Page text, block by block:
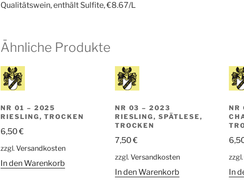
Qualitätswein, enthält Sulfite, €8.67/L
Ähnliche Produkte
NR 01 – 2025
RIESLING, TROCKEN
6,50€
zzgl.Versandkosten
In den Warenkorb
NR 03 – 2023
RIESLING, SPÄTLESE,
TROCKEN
7,50€
zzgl.Versandkosten
In den Warenkorb
NR
In